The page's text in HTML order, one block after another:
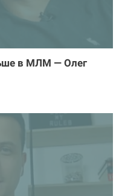
в МЛМ — Олег